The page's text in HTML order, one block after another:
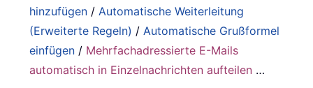
hinzufügen /Automatische Weiterleitung
(Erweiterte Regeln) /Automatische Grußformel
einfügen / Mehrfachadressierte E-Mails
automatisch in Einzelnachrichten aufteilen …